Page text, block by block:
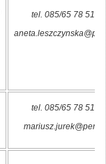
tel. 085/65 78 515
tel. 085/65 78 515